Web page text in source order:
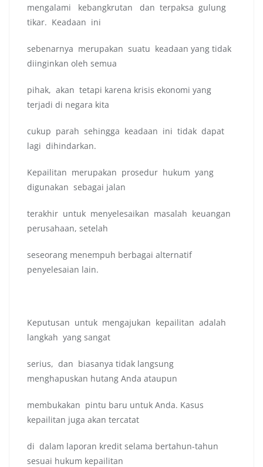
mengalami kebangkrutan dan terpaksa gulung
tikar. Keadaan ini
sebenarnya merupakan suatu keadaan yang tidak
diinginkan oleh semua
pihak, akan tetapi karena krisis ekonomi yang
terjadi di negara kita
cukup parah sehingga keadaan ini tidak dapat
lagi dihindarkan.
Kepailitan merupakan prosedur hukum yang
digunakan sebagai jalan
terakhir untuk menyelesaikan masalah keuangan
perusahaan, setelah
seseorang menempuh berbagai alternatif
penyelesaian lain.
Keputusan untuk mengajukan kepailitan adalah
langkah yang sangat
serius, dan biasanya tidak langsung
menghapuskan hutang Anda ataupun
membukakan pintu baru untuk Anda. Kasus
kepailitan juga akan tercatat
di dalam laporan kredit selama bertahun-tahun
sesuai hukum kepailitan